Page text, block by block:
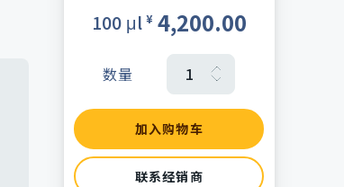
100 μl ¥ 4,200.00
数量
加入购物车
联系经销商